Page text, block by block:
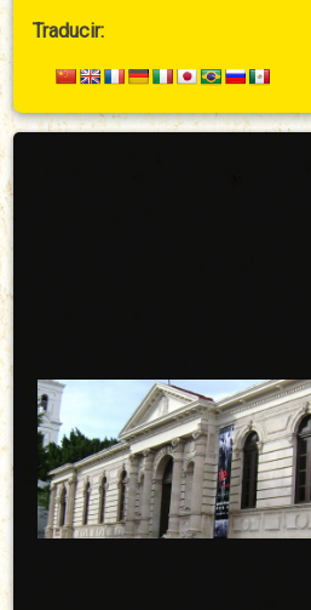
Cabecera
Secundario
Traducir:
Arriba